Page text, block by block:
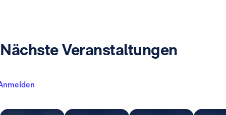
Nächste Veranstaltungen